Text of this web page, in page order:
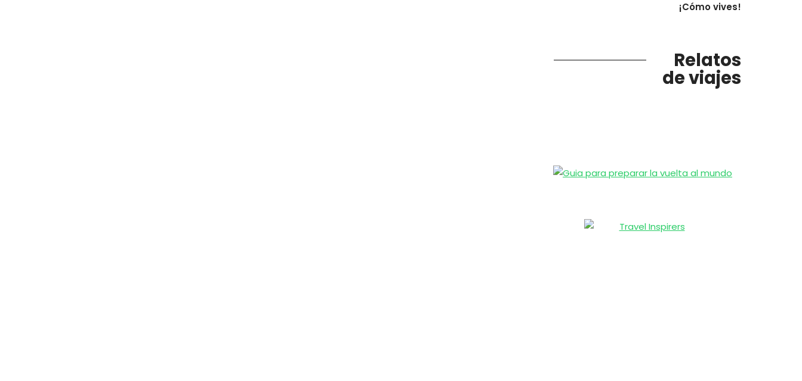
¡Cómo vives!
Relatos
de viajes